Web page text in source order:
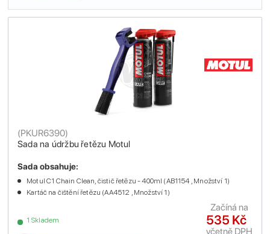
Sada na údržbu řetězu Motul
(PKUR6390)
1 Skladem
Sada obsahuje:
Motul C1 Chain Clean, čistič řetězu - 400ml (AB1154 , Množství 1)
Kartáč na čištění řetězu (AA4512 , Množství 1)
535 Kč
včetně DPH
Začíná na